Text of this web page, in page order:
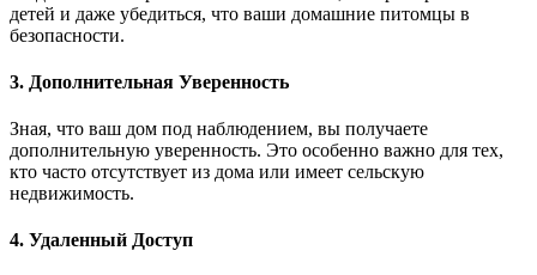
детей и даже убедиться, что ваши домашние питомцы в
безопасности.
3. Дополнительная Уверенность
Зная, что ваш дом под наблюдением, вы получаете
дополнительную уверенность. Это особенно важно для тех,
кто часто отсутствует из дома или имеет сельскую
недвижимость.
4. Удаленный Доступ